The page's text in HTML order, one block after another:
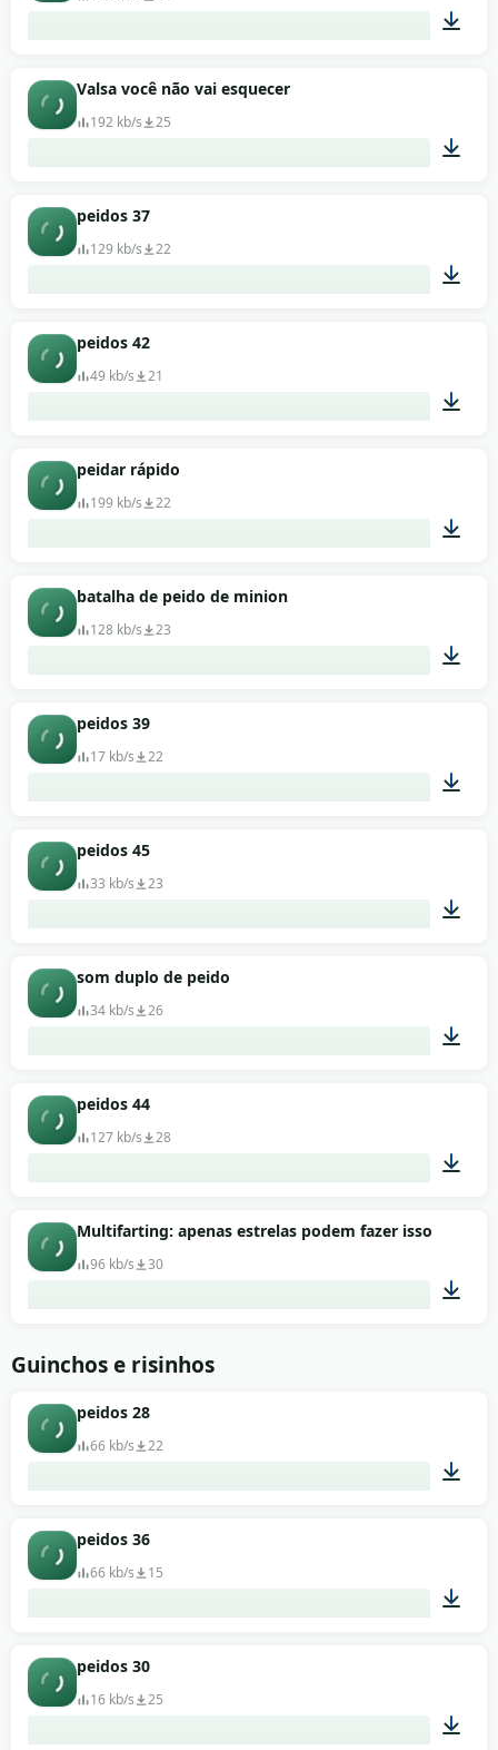
Valsa você não vai esquecer
192 kb/s 25
peidos 37
129 kb/s 22
peidos 42
49 kb/s 21
peidar rápido
199 kb/s 22
batalha de peido de minion
128 kb/s 23
peidos 39
17 kb/s 22
peidos 45
33 kb/s 23
som duplo de peido
34 kb/s 26
peidos 44
127 kb/s 28
00:02
Multifarting: apenas estrelas podem fazer isso
96 kb/s 30
Guinchos e risinhos
peidos 28
66 kb/s 22
peidos 36
66 kb/s 15
peidos 30
16 kb/s 25